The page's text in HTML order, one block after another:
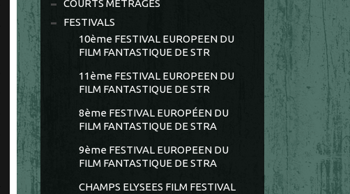
COURTS METRAGES
FESTIVALS
10ème FESTIVAL EUROPEEN DU
FILM FANTASTIQUE DE STR
11ème FESTIVAL EUROPEEN DU
FILM FANTASTIQUE DE STR
8ème FESTIVAL EUROPÉEN DU
FILM FANTASTIQUE DE STRA
9ème FESTIVAL EUROPEEN DU
FILM FANTASTIQUE DE STRA
CHAMPS ELYSEES FILM FESTIVAL